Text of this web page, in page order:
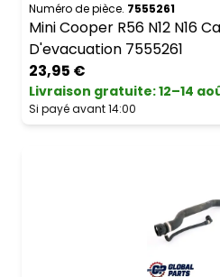
Numéro de pièce. 7555261
Mini Cooper R56 N12 N16
D'evacuation 7555261
23,95 €
Livraison gratuite:12–14
Si payé avant 14:00